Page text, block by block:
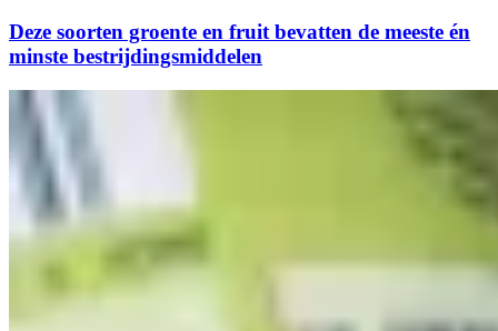
Deze soorten groente en fruit bevatten de meeste én
minste bestrijdingsmiddelen